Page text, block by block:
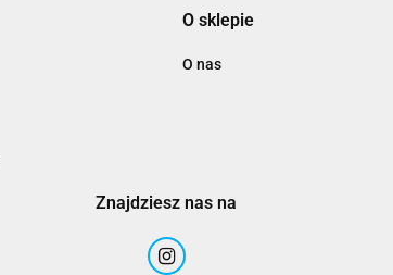
O sklepie
O nas
Znajdziesz nas na